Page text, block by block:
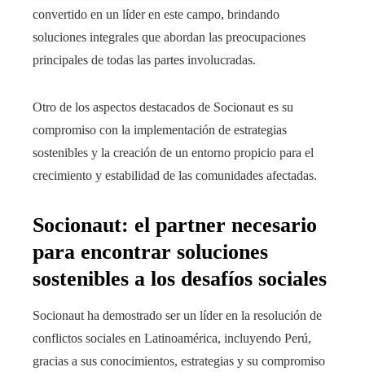
convertido en un líder en este campo, brindando
soluciones integrales que abordan las preocupaciones
principales de todas las partes involucradas.
Otro de los aspectos destacados de Socionaut es su
compromiso con la implementación de estrategias
sostenibles y la creación de un entorno propicio para el
crecimiento y estabilidad de las comunidades afectadas.
Socionaut: el partner necesario
para encontrar soluciones
sostenibles a los desafíos sociales
Socionaut ha demostrado ser un líder en la resolución de
conflictos sociales en Latinoamérica, incluyendo Perú,
gracias a sus conocimientos, estrategias y su compromiso